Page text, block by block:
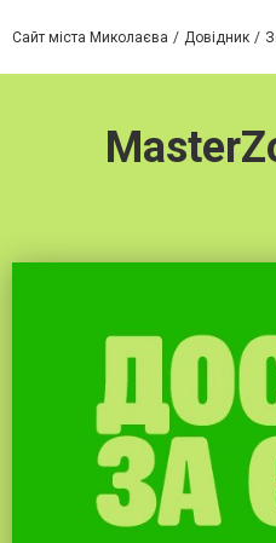
Сайт міста Миколаєва Довідник